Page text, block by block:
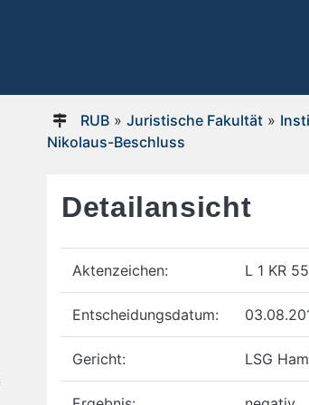
RUB» Juristische Fakultät»
Nikolaus-Beschluss
Detailansicht
Aktenzeichen: L 1 KR
Entscheidungsdatum:
Gericht: LSG